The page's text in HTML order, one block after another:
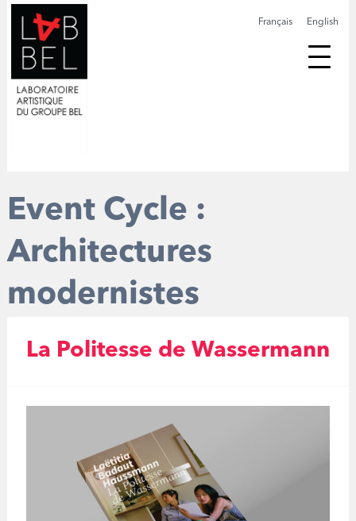
English
Français
Event Cycle :
Architectures
modernistes
La Politesse de Wassermann